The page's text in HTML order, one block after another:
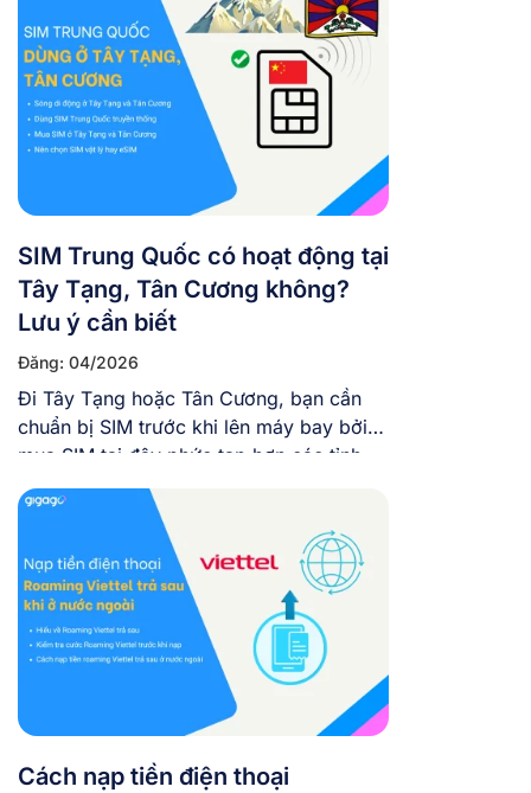
thế, việc giữ liên lạc với gia đình không
chỉ là nhu cầu mà […]
SIM Trung Quốc có hoạt động tại
Tây Tạng, Tân Cương không?
Lưu ý cần biết
Đăng: 04/2026
Đi Tây Tạng hoặc Tân Cương, bạn cần
chuẩn bị SIM trước khi lên máy bay bởi
mua SIM tại đây phức tạp hơn các tỉnh
khác của Trung Quốc nhiều. Bài viết này
sẽ giải đáp thắc mắc liệu SIM Trung
Quốc có hoạt động tại Tây Tạng, Tân
Cương không, sóng thực tế […]
Cách nạp tiền điện thoại